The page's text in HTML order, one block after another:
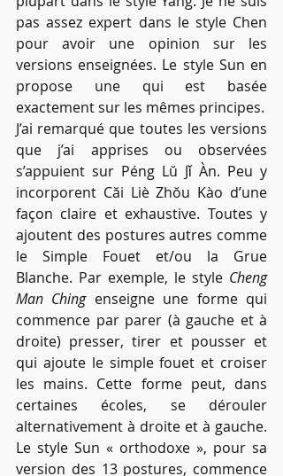
pas assez expert dans le style Chen
pour avoir une opinion sur les
versions enseignées. Le style Sun en
propose une qui est basée
exactement sur les mêmes principes.
J’ai remarqué que toutes les versions
que j’ai apprises ou observées
s’appuient sur Péng Lŭ Jǐ Àn. Peu y
incorporent Căi Liè Zhŏu Kào d’une
façon claire et exhaustive. Toutes y
ajoutent des postures autres comme
le Simple Fouet et/ou la Grue
Blanche. Par exemple, le style Cheng
Man Ching enseigne une forme qui
commence par parer (à gauche et à
droite) presser, tirer et pousser et
qui ajoute le simple fouet et croiser
les mains. Cette forme peut, dans
certaines écoles, se dérouler
alternativement à droite et à gauche.
Le style Sun « orthodoxe », pour sa
version des 13 postures, commence